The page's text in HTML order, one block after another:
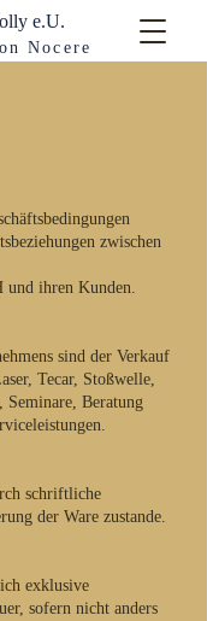
e.U.
Nocere
zwischen
und ihren Kunden.
sind der Verkauf
Tecar, Stoßwelle,
Seminare, Beratung
schriftliche
der Ware zustande.
exklusive
sofern nicht anders